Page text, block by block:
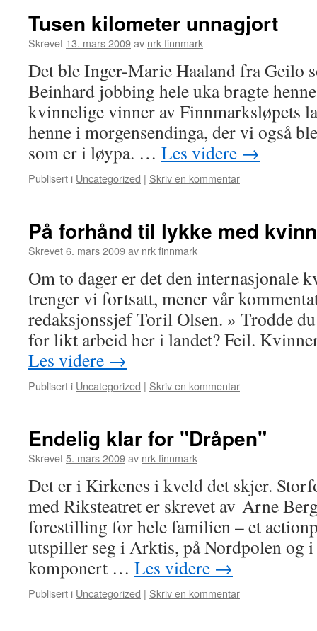
Tusen kilometer unnagjort
Skrevet 13. mars 2009av nrk finnmark
Det ble Inger-Marie Haaland fra Geilo
Beinhard jobbing hele uka bragte
kvinnelige vinner av Finnmarksløpets
henne i morgensendinga, der vi også
som er i løypa. … Les videre →
Publisert i Uncategorized | Skriv en kommentar
På forhånd til lykke med
Skrevet6. mars 2009av nrk finnmark
Om to dager er det den internasjonale
trenger vi fortsatt, mener vår
redaksjonssjef Toril Olsen. » Trodde
for likt arbeid her i landet? Feil.
Les videre →
Publisert i Uncategorized | Skriv en kommentar
Endelig klar for "Dråpen"
Skrevet5. mars 2009av nrk finnmark
Det er i Kirkenes i kveld det skjer.
med Riksteatret er skrevet av Arne
forestilling for hele familien – et
utspiller seg i Arktis, på Nordpolen og
komponert … Les videre →
Publisert i Uncategorized | Skriv en kommentar